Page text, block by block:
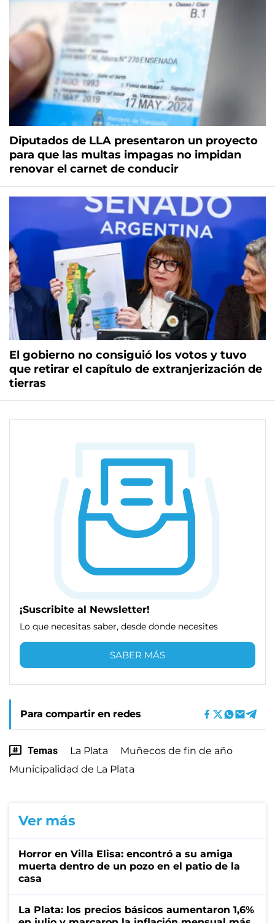
Diputados de LLA presentaron un proyecto
para que las multas impagas no impidan
renovar el carnet de conducir
El gobierno no consiguió los votos y tuvo
que retirar el capítulo de extranjerización de
tierras
¡Suscribite al Newsletter!
Lo que necesitas saber, desde donde necesites
SABER MÁS
Para compartir en redes
Temas La Plata
Muñecos de fin de año
Municipalidad de La Plata
Ver más
Horror en Villa Elisa: encontró a su amiga
muerta dentro de un pozo en el patio de la
casa
La Plata: los precios básicos aumentaron 1,6%